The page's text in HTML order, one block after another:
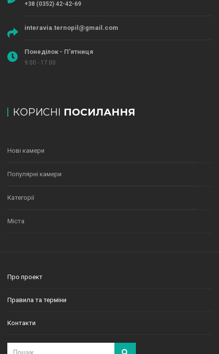
+38 (0352) 42-42-69
interavia.ternopil@gmail.com
Понеділок - П'ятниця
9:00 - 17:00
КОРИСНІ ПОСИЛАННЯ
Нові камери
Популярні камери
Категорії
Міста
Про проект
Правила та терміни
Контакти